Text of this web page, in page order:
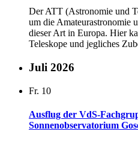
Der ATT (Astronomie und
um die Amateurastronomie
dieser Art in Europa. Hier
Teleskope und jegliches
Juli 2026
Fr. 10
Ausflug der VdS-
Sonnenobservatorium